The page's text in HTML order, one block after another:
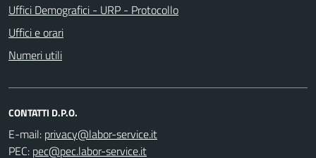
Uffici Demografici - URP - Protocollo
Uffici e orari
Numeri utili
CONTATTI D.P.O.
E-mail:
PEC: